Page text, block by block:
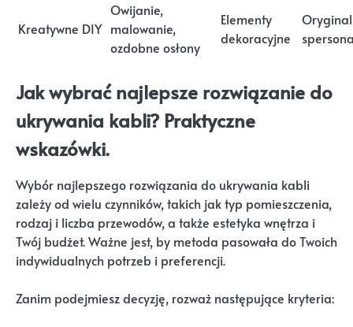
Kreatywne DIY
Owijanie,
malowanie,
ozdobne osłony
Elementy
dekoracyjne
Jak wybrać najlepsze rozwiązanie do
ukrywania kabli? Praktyczne
wskazówki.
Wybór najlepszego rozwiązania do ukrywania kabli
zależy od wielu czynników, takich jak typ pomieszczenia,
rodzaj i liczba przewodów, a także estetyka wnętrza i
Twój budżet. Ważne jest, by metoda pasowała do Twoich
indywidualnych potrzeb i preferencji.
Zanim podejmiesz decyzję, rozważ następujące kryteria: